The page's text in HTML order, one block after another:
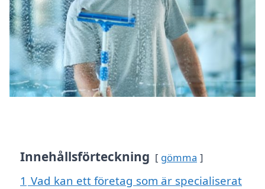
Innehållsförteckning gömma
1 Vad kan ett företag som är specialiserat